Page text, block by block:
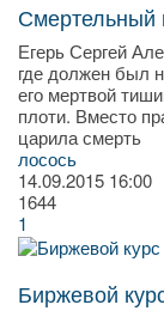
Смертельный
Егерь Сергей
где должен был
его мертвой
плоти. Вместо
царила смерть
лосось
14.09.2015 16:00
1644
1
Биржевой